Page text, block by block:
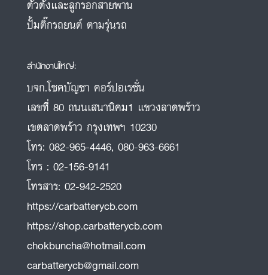
ตัวตั้งและลูกรอกสายพาน
ปั้มติ๊กรถยนต์ ตามรุ่นรถ
สำนักงานใหญ่:
บจก.โชคบัญชา คอร์ปอเรชั่น
เลขที่ 80 ถนนเสนานิคม1 แขวงลาดพร้าว
เขตลาดพร้าว กรุงเทพฯ 10230
โทร: 082-965-4446, 080-963-6661
โทร : 02-156-9141
โทรสาร: 02-942-2520
https://carbatterycb.com
https://shop.carbatterycb.com
chokbuncha@hotmail.com
carbatterycb@gmail.com